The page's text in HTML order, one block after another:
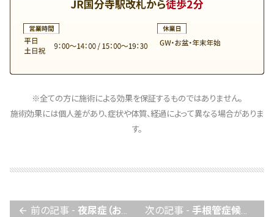
※全ての方に施術による効果を保証するものではありません。
施術効果には個人差があり、症状や体質、経過によって異なる場合がありま
す。
arrow_back 前の記事 - 夜尿症（おねしょ）について 次の記事 - 手根管症候群の鍼灸施術について